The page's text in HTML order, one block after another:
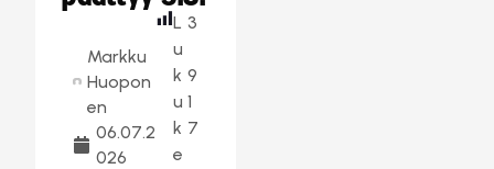
Markku
Huopon
en
06.07.2
026
L
u
k
u
k
e
3
9
1
7